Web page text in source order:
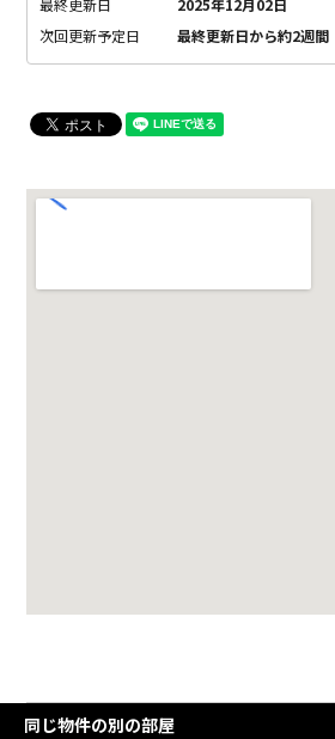
最終更新日
2025年12月02日
次回更新予定日
最終更新日から約2週間
同じ物件の別の部屋